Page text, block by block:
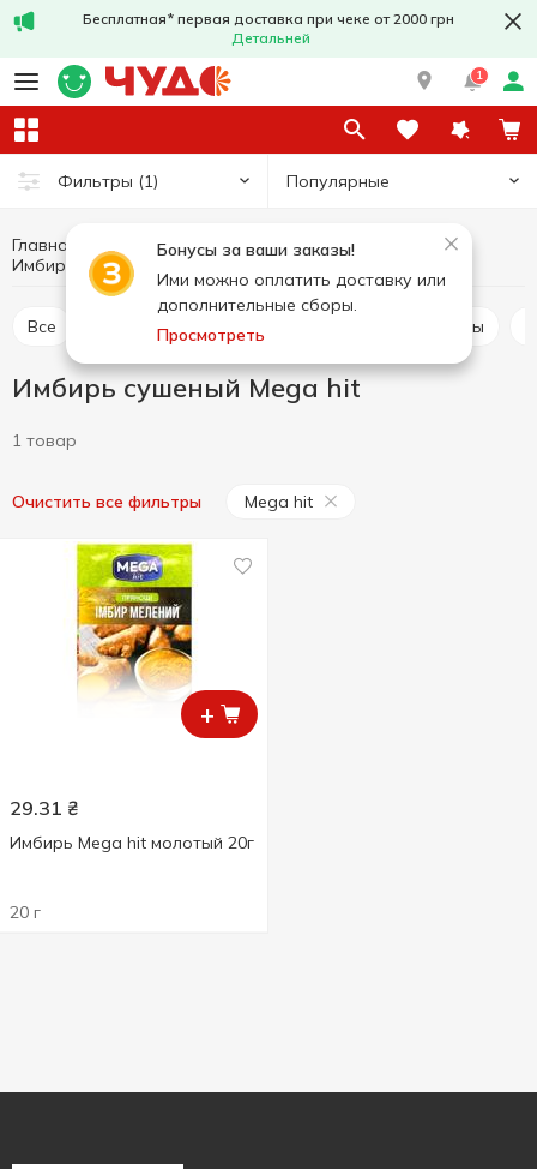
Бесплатная* первая доставка при чеке от 2000 грн
Детальней
1
Фильтры (1) Популярные
Бонусы за ваши заказы!
Ими можно оплатить доставку или
дополнительные сборы.
Просмотреть
Главная Соусы и специи
Приправы и специи
Имбирь сушеный
Имбирь сушеный Mega hit
Все Приправа для мяса Приправа для курицы
Имбирь сушеный Mega hit
1 товар
Очистить все фильтры Mega hit
+
29.31 ₴
Имбирь Mega hit молотый 20г
20 г